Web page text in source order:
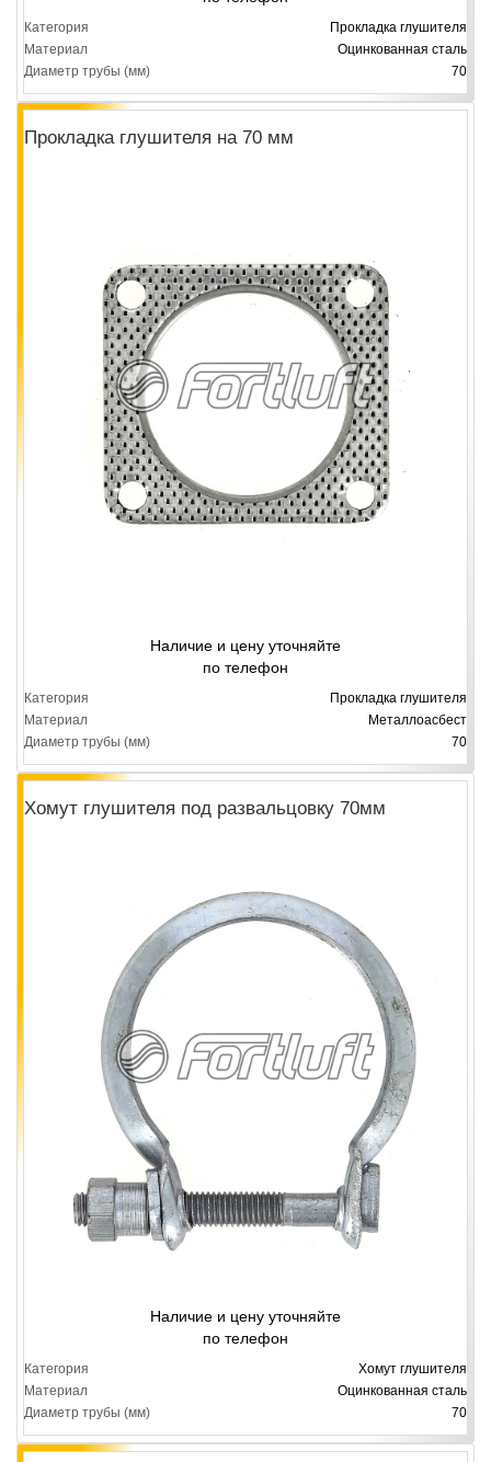
Категория
Прокладка глушителя
Материал
Оцинкованная сталь
Диаметр трубы (мм)
70
Прокладка глушителя на 70 мм
Наличие и цену уточняйте
по телефон
Категория
Прокладка глушителя
Материал
Металлоасбест
Диаметр трубы (мм)
70
Хомут глушителя под развальцовку 70мм
Наличие и цену уточняйте
по телефон
Категория
Хомут глушителя
Материал
Оцинкованная сталь
Диаметр трубы (мм)
70